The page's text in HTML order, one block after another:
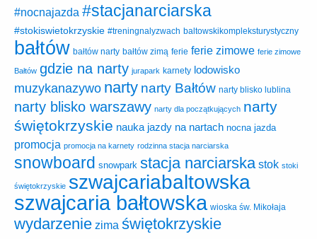
#nocnajazda #stacjanarciarska
#stokiswietokrzyskie #treningnalyzwach baltowskikompleksturystyczny
bałtów bałtów narty bałtów zimą ferie ferie zimowe ferie zimowe
Bałtów gdzie na narty jurapark karnety lodowisko
muzykanazywo narty narty Bałtów narty blisko lublina
narty blisko warszawy narty dla początkujących narty
świętokrzyskie nauka jazdy na nartach nocna jazda
promocja promocja na karnety rodzinna stacja narciarska
snowboard snowpark stacja narciarska stok stoki
świętokrzyskie szwajcariabaltowska
szwajcaria bałtowska wioska św. Mikołaja
wydarzenie zima świętokrzyskie